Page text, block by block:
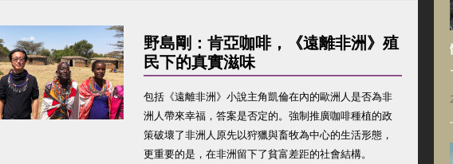
野島剛：肯亞咖啡，《遠離非洲》殖
民下的真實滋味
包括《遠離非洲》小說主角凱倫在內的歐洲人是否為非
洲人帶來幸福，答案是否定的。強制推廣咖啡種植的政
策破壞了非洲人原先以狩獵與畜牧為中心的生活形態，
更重要的是，在非洲留下了貧富差距的社會結構。